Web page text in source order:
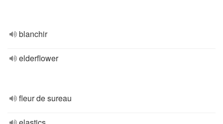
blanchir
elderflower
fleur de sureau